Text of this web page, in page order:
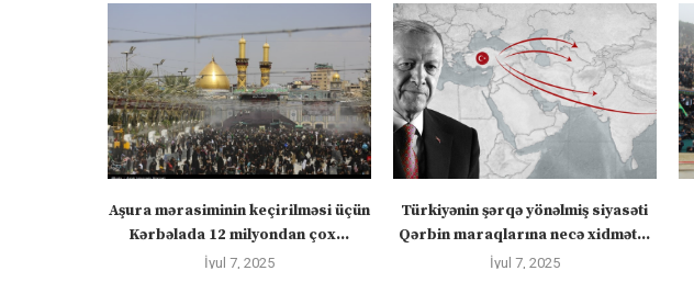
Aşura mərasiminin keçirilməsi üçün
Kərbəlada 12 milyondan çox...
İyul 7, 2025
Türkiyənin şərqə yönəlmiş siyasəti
Qərbin maraqlarına necə xidmət...
İyul 7, 2025